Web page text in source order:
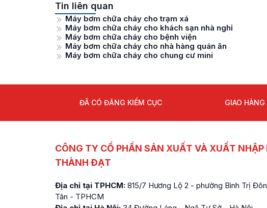
Tin liên quan
Máy bơm chữa cháy cho trạm xá
Máy bơm chữa cháy cho khách sạn nhà nghỉ
Máy bơm chữa cháy cho bệnh viện
Máy bơm chữa cháy cho nhà hàng quán ăn
Máy bơm chữa cháy cho chung cư mini
ĐÃ CÓ ĐĂNG KIỂM CỤC GIAO
CÔNG TY CỔ PHẦN SẢN XUẤT VÀ XUẤT NHẬP
THÀNH ĐẠT
Địa chỉ tại TPHCM: 815/7 Hương Lộ 2 - phường Bình Trị
Tân - TPHCM